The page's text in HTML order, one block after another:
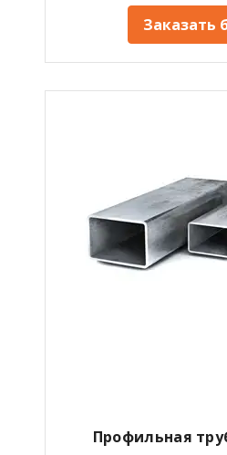
Заказать
Профильная